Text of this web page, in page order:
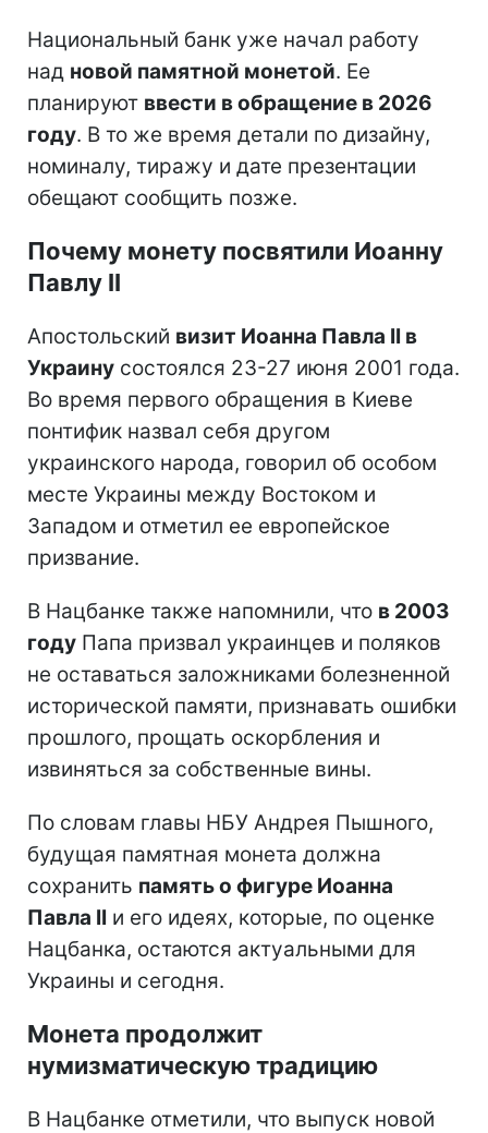
Национальный банк уже начал работу
над новой памятной монетой. Ее
планируют ввести в обращение в 2026
году. В то же время детали по дизайну,
номиналу, тиражу и дате презентации
обещают сообщить позже.
Почему монету посвятили Иоанну
Павлу II
Апостольский визит Иоанна Павла II в
Украину состоялся 23-27 июня 2001 года.
Во время первого обращения в Киеве
понтифик назвал себя другом
украинского народа, говорил об особом
месте Украины между Востоком и
Западом и отметил ее европейское
призвание.
В Нацбанке также напомнили, что в 2003
году Папа призвал украинцев и поляков
не оставаться заложниками болезненной
исторической памяти, признавать ошибки
прошлого, прощать оскорбления и
извиняться за собственные вины.
По словам главы НБУ Андрея Пышного,
будущая памятная монета должна
сохранить память о фигуре Иоанна
Павла II и его идеях, которые, по оценке
Нацбанка, остаются актуальными для
Украины и сегодня.
Монета продолжит
нумизматическую традицию
В Нацбанке отметили, что выпуск новой